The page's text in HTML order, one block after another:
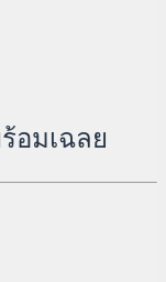
อมเฉลย